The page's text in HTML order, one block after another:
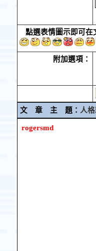
點選表情圖示即可
附加選項：
文 章 主 題： 人
rogersmd